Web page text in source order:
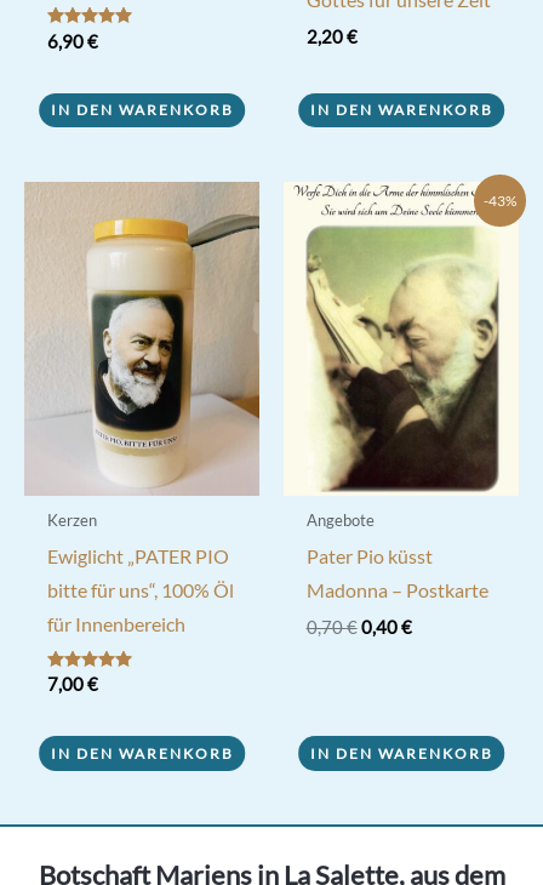
Bewertet mit
5.00
6,90€
IN DEN WARENKORB
2,20€
IN DEN WARENKORB
Kerzen
Ewiglicht „PATER PIO
bitte für uns“, 100% Öl
für Innenbereich
Bewertet mit
5.00
7,00€
IN DEN WARENKORB
-43%
Angebote
Pater Pio küsst
Madonna – Postkarte
0,70€ Ursprünglicher
0,40€Aktueller
IN DEN WARENKORB
Botschaft Mariens in La Salette, aus dem